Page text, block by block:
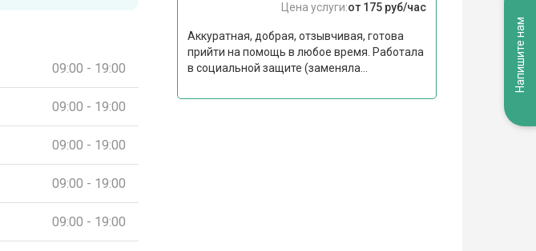
09:00 - 19:00
09:00 - 19:00
09:00 - 19:00
09:00 - 19:00
09:00 - 19:00
Цена услуги:от 175 руб/час
Аккуратная, добрая, отзывчивая, готова
прийти на помощь в любое время. Работала
в социальной защите (заменяла...
Напишите нам